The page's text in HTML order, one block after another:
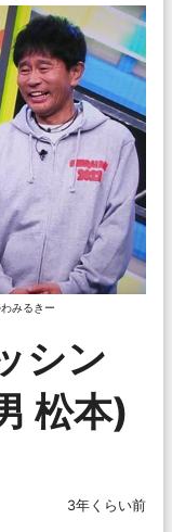
みるきー
シン
松本)
3年くらい前